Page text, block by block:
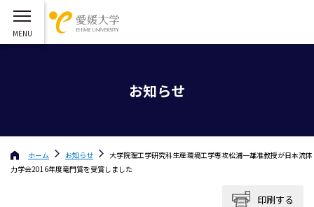
お知らせ
ホーム お知らせ
大学院理工学研究科生産環境工学専攻松浦一雄准教授が日本流体
力学会2016年度竜門賞を受賞しました
印刷する